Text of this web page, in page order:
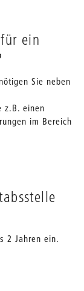
ein
Sie neben
z.B. einen
im Bereich
2 Jahren ein.